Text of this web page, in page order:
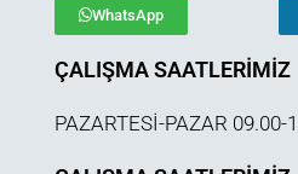
WhatsApp
ÇALIŞMA SAATLERIMIZ
PAZARTESİ-PAZAR 09.00-